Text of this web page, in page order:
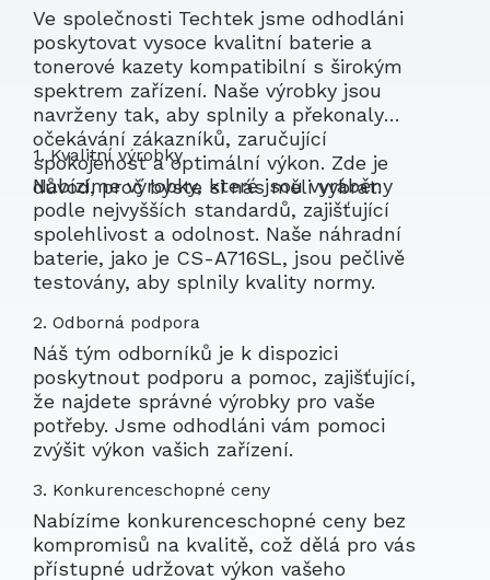
Ve společnosti Techtek jsme odhodláni
poskytovat vysoce kvalitní baterie a
tonerové kazety kompatibilní s širokým
spektrem zařízení. Naše výrobky jsou
navrženy tak, aby splnily a překonaly
očekávání zákazníků, zaručující
spokojenost a optimální výkon. Zde je
důvod, proč byste si nás měli vybrat:
1. Kvalitní výrobky
Nabízíme výrobky, které jsou vyráběny
podle nejvyšších standardů, zajišťující
spolehlivost a odolnost. Naše náhradní
baterie, jako je CS-A716SL, jsou pečlivě
testovány, aby splnily kvality normy.
2. Odborná podpora
Náš tým odborníků je k dispozici
poskytnout podporu a pomoc, zajišťující,
že najdete správné výrobky pro vaše
potřeby. Jsme odhodláni vám pomoci
zvýšit výkon vašich zařízení.
3. Konkurenceschopné ceny
Nabízíme konkurenceschopné ceny bez
kompromisů na kvalitě, což dělá pro vás
přístupné udržovat výkon vašeho